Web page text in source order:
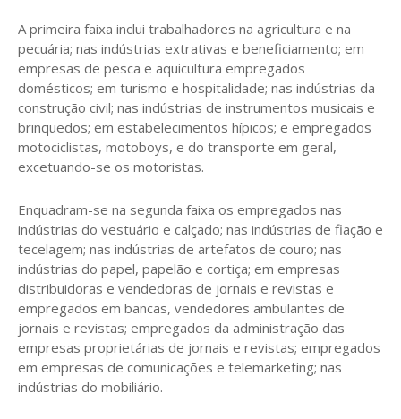
A primeira faixa inclui trabalhadores na agricultura e na
pecuária; nas indústrias extrativas e beneficiamento; em
empresas de pesca e aquicultura empregados
domésticos; em turismo e hospitalidade; nas indústrias da
construção civil; nas indústrias de instrumentos musicais e
brinquedos; em estabelecimentos hípicos; e empregados
motociclistas, motoboys, e do transporte em geral,
excetuando-se os motoristas.
Enquadram-se na segunda faixa os empregados nas
indústrias do vestuário e calçado; nas indústrias de fiação e
tecelagem; nas indústrias de artefatos de couro; nas
indústrias do papel, papelão e cortiça; em empresas
distribuidoras e vendedoras de jornais e revistas e
empregados em bancas, vendedores ambulantes de
jornais e revistas; empregados da administração das
empresas proprietárias de jornais e revistas; empregados
em empresas de comunicações e telemarketing; nas
indústrias do mobiliário.